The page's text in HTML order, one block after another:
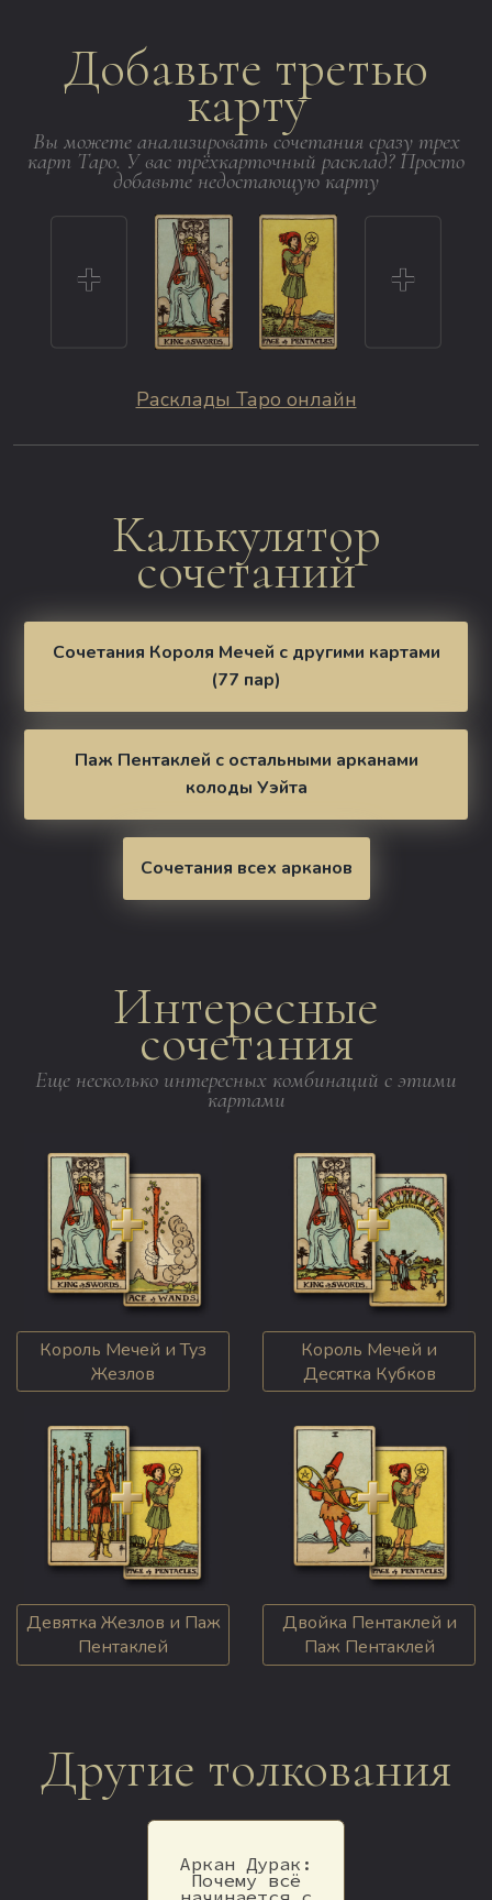
Добавьте третью
карту
Вы можете анализировать сочетания сразу трех
карт Таро. У вас трёхкарточный расклад? Просто
добавьте недостающую карту
Расклады Таро онлайн
Калькулятор
сочетаний
Сочетания Короля Мечей с другими картами
(77 пар)
Паж Пентаклей с остальными арканами
колоды Уэйта
Сочетания всех арканов
Интересные
сочетания
Еще несколько интересных комбинаций с этими
картами
Король Мечей и Туз
Жезлов
Король Мечей и
Десятка Кубков
Девятка Жезлов и Паж
Пентаклей
Двойка Пентаклей и
Паж Пентаклей
Другие толкования
Аркан Дурак:
Почему всё